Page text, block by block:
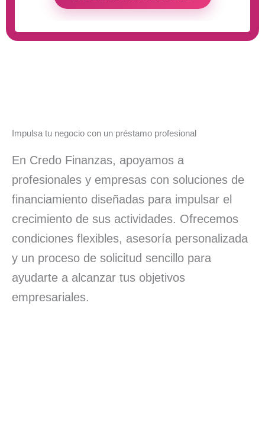
Impulsa tu negocio con un préstamo profesional
En Credo Finanzas, apoyamos a
profesionales y empresas con soluciones de
financiamiento diseñadas para impulsar el
crecimiento de sus actividades. Ofrecemos
condiciones flexibles, asesoría personalizada
y un proceso de solicitud sencillo para
ayudarte a alcanzar tus objetivos
empresariales.